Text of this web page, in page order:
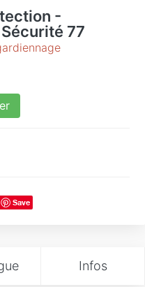
-
77
Save
Infos